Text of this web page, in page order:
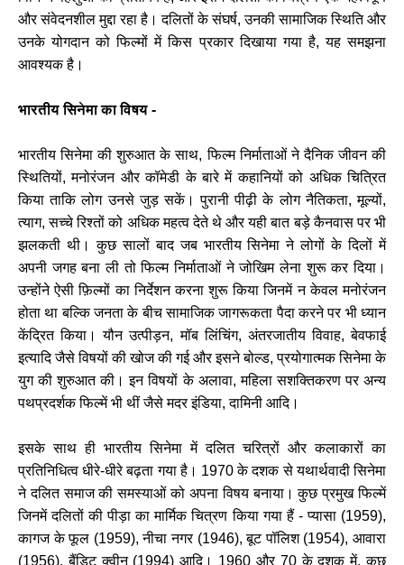
और संवेदनशील मुद्दा रहा है। दलितों के संघर्ष, उनकी सामाजिक स्थिति और
उनके योगदान को फिल्मों में किस प्रकार दिखाया गया है, यह समझना
आवश्यक है।
भारतीय सिनेमा का विषय -
भारतीय सिनेमा की शुरुआत के साथ, फिल्म निर्माताओं ने दैनिक जीवन की
स्थितियों, मनोरंजन और कॉमेडी के बारे में कहानियों को अधिक चित्रित
किया ताकि लोग उनसे जुड़ सकें। पुरानी पीढ़ी के लोग नैतिकता, मूल्यों,
त्याग, सच्चे रिश्तों को अधिक महत्व देते थे और यही बात बड़े कैनवास पर भी
झलकती थी। कुछ सालों बाद जब भारतीय सिनेमा ने लोगों के दिलों में
अपनी जगह बना ली तो फिल्म निर्माताओं ने जोखिम लेना शुरू कर दिया।
उन्होंने ऐसी फ़िल्मों का निर्देशन करना शुरू किया जिनमें न केवल मनोरंजन
होता था बल्कि जनता के बीच सामाजिक जागरूकता पैदा करने पर भी ध्यान
केंद्रित किया। यौन उत्पीड़न, मॉब लिंचिंग, अंतरजातीय विवाह, बेवफाई
इत्यादि जैसे विषयों की खोज की गई और इसने बोल्ड, प्रयोगात्मक सिनेमा के
युग की शुरुआत की। इन विषयों के अलावा, महिला सशक्तिकरण पर अन्य
पथप्रदर्शक फिल्में भी थीं जैसे मदर इंडिया, दामिनी आदि।
इसके साथ ही भारतीय सिनेमा में दलित चरित्रों और कलाकारों का
प्रतिनिधित्व धीरे-धीरे बढ़ता गया है। 1970 के दशक से यथार्थवादी सिनेमा
ने दलित समाज की समस्याओं को अपना विषय बनाया। कुछ प्रमुख फिल्में
जिनमें दलितों की पीड़ा का मार्मिक चित्रण किया गया हैं - प्यासा (1959),
कागज के फूल (1959), नीचा नगर (1946), बूट पॉलिश (1954), आवारा
(1956), बैंडिट क्वीन (1994) आदि। 1960 और 70 के दशक में, कुछ